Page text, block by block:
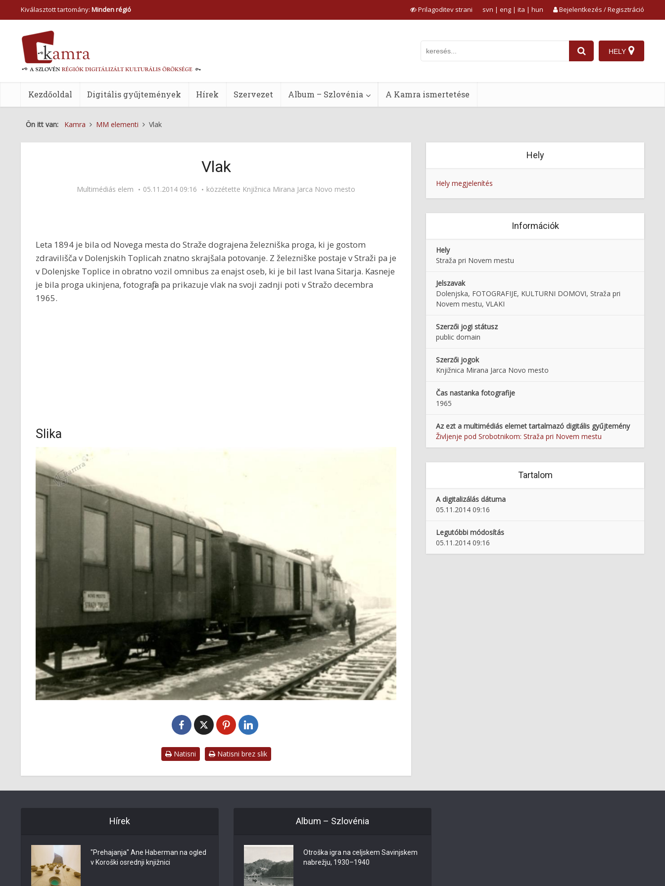
Kiválasztott tartomány: Minden régió Prilagoditev strani Bejelentkezés / Regisztráció
svn | eng | ita | hun
HELY
Kezdőoldal Digitális gyűjtemények Hírek Szervezet Album – Szlovénia A Kamra ismertetése
Ön itt van: Kamra MM elementi Vlak
Vlak
Multimédiás elem 05.11.2014 09:16 közzétette Knjižnica Mirana Jarca Novo mesto
Leta 1894 je bila od Novega mesta do Straže dograjena železniška proga, ki je gostom
zdravilišča v Dolenjskih Toplicah znatno skrajšala potovanje. Z železniške postaje v Straži pa je
v Dolenjske Toplice in obratno vozil omnibus za enajst oseb, ki je bil last Ivana Sitarja. Kasneje
je bila proga ukinjena, fotografija pa prikazuje vlak na svoji zadnji poti v Stražo decembra
1965.
Slika
Natisni Natisni brez slik
Hely
Hely megjelenítés
Információk
Hely
Straža pri Novem mestu
Jelszavak
Dolenjska, FOTOGRAFIJE, KULTURNI DOMOVI, Straža pri
Novem mestu, VLAKI
Szerzői jogi státusz
public domain
Szerzői jogok
Knjižnica Mirana Jarca Novo mesto
Čas nastanka fotografije
1965
Az ezt a multimédiás elemet tartalmazó digitális gyűjtemény
Življenje pod Srobotnikom: Straža pri Novem mestu
Tartalom
A digitalizálás dátuma
05.11.2014 09:16
Legutóbbi módosítás
05.11.2014 09:16
Hírek
"Prehajanja" Ane Haberman na ogled
v Koroški osrednji knjižnici
Album – Szlovénia
Otroška igra na celjskem Savinjskem
nabrežju, 1930–1940